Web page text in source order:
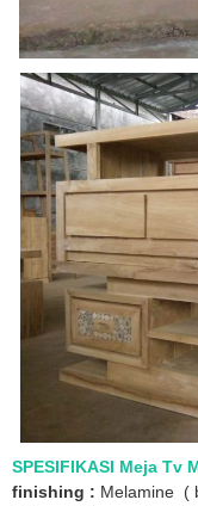
SPESIFIKASI Meja Tv
finishing : Melamine (